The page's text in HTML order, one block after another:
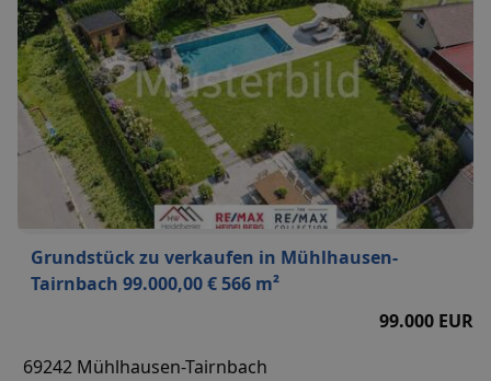
Grundstück zu verkaufen in Mühlhausen-
Tairnbach 99.000,00 € 566 m²
99.000 EUR
69242 Mühlhausen-Tairnbach